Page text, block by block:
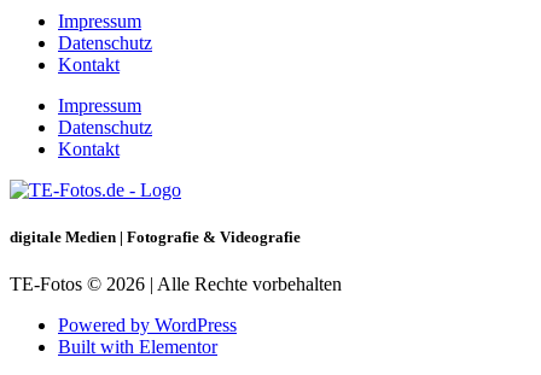
Impressum
Datenschutz
Kontakt
Impressum
Datenschutz
Kontakt
digitale Medien | Fotografie & Videografie
TE-Fotos © 2026 | Alle Rechte vorbehalten
Powered by WordPress
Built with Elementor